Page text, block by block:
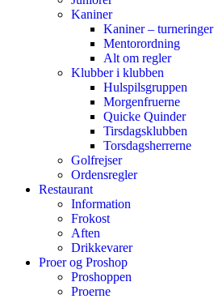
Kaniner
Kaniner – turneringer
Mentorordning
Alt om regler
Klubber i klubben
Hulspilsgruppen
Morgenfruerne
Quicke Quinder
Tirsdagsklubben
Torsdagsherrerne
Golfrejser
Ordensregler
Restaurant
Information
Frokost
Aften
Drikkevarer
Proer og Proshop
Proshoppen
Proerne